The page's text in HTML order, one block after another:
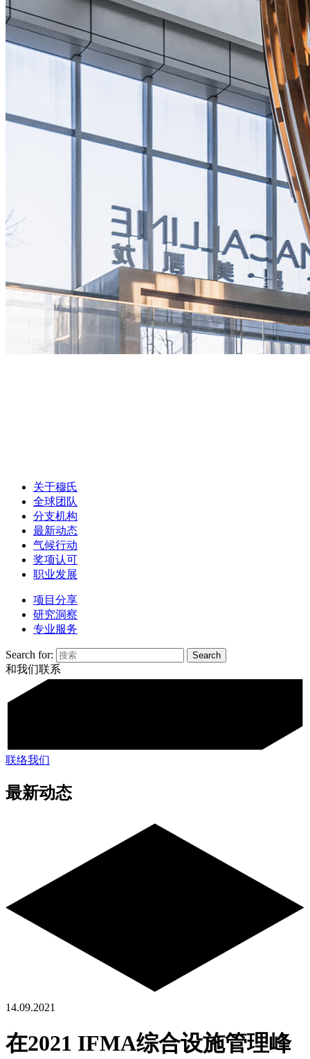
关于穆氏
全球团队
分支机构
最新动态
气候行动
奖项认可
职业发展
项目分享
研究洞察
专业服务
Search for:
和我们联系
联络我们
最新动态
14.09.2021
在2021 IFMA综合设施管理峰